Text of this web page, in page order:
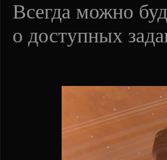
Всегда можно
о доступных